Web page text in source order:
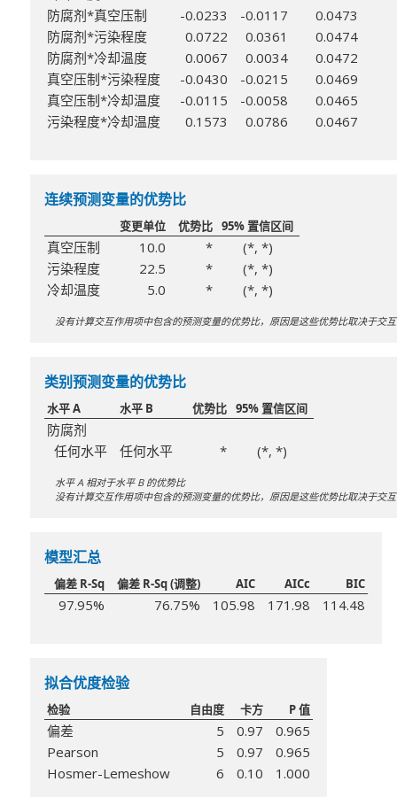
防腐剂*真空压制
-0.0233 -0.0117
0.0473
防腐剂*污染程度
0.0722 0.0361
0.0474
防腐剂*冷却温度
0.0067 0.0034
0.0472
真空压制*污染程度
-0.0430 -0.0215
0.0469
真空压制*冷却温度
-0.0115 -0.0058
0.0465
污染程度*冷却温度
0.1573 0.0786 0.0467
连续预测变量的优势比
变更单位 优势比 95% 置信区间
真空压制 10.0 *
(*, *)
污染程度
22.5 *
(*, *)
冷却温度
5.0 * (*, *)
没有计算交互作用项中包含的预测变量的优势比，原因是这些优势比取决于交
类别预测变量的优势比
水平 A 水平 B 优势比 95% 置信区间
防腐剂
任何水平
任何水平 * (*, *)
水平 A 相对于水平 B 的优势比
没有计算交互作用项中包含的预测变量的优势比，原因是这些优势比取决于交
模型汇总
偏差 R-Sq 偏差 R-Sq (调整) AIC AICc BIC
97.95% 76.75% 105.98 171.98 114.48
拟合优度检验
检验 自由度 卡方 P 值
偏差 5 0.97
0.965
Pearson
5 0.97
0.965
Hosmer-Lemeshow
6 0.10 1.000